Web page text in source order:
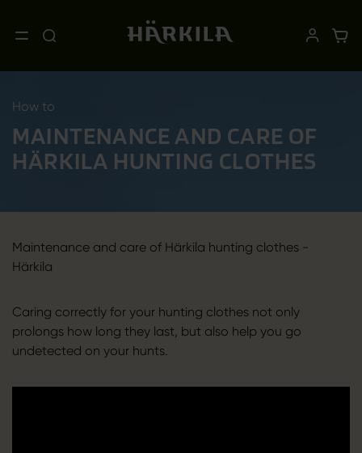
How to
MAINTENANCE AND CARE OF
HÄRKILA HUNTING CLOTHES
Maintenance and care of Härkila hunting clothes -
Härkila
Caring correctly for your hunting clothes not only
prolongs how long they last, but also help you go
undetected on your hunts.